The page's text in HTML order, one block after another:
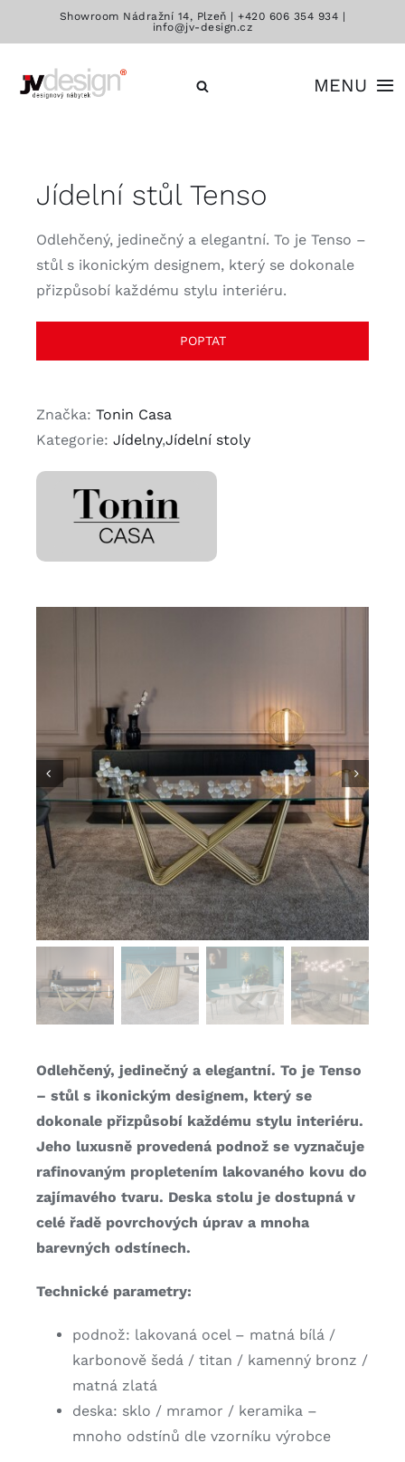
PřeskočitShowroom Nádražní 14, Plzeň |+420 606 354 934 |
info@jv-design.cz
MENU
Značky
Kontakt
Jídelní stůl Tenso
Odlehčený, jedinečný a elegantní. To je Tenso –
stůl s ikonickým designem, který se dokonale
přizpůsobí každému stylu interiéru.
POPTAT
Značka: Tonin Casa
Kategorie: Jídelny,Jídelní stoly
Odlehčený, jedinečný a elegantní. To je Tenso
– stůl s ikonickým designem, který se
dokonale přizpůsobí každému stylu interiéru.
Jeho luxusně provedená podnož se vyznačuje
rafinovaným propletením lakovaného kovu do
zajímavého tvaru. Deska stolu je dostupná v
celé řadě povrchových úprav a mnoha
barevných odstínech.
Technické parametry:
podnož: lakovaná ocel – matná bílá /
karbonově šedá / titan / kamenný bronz /
matná zlatá
deska: sklo / mramor / keramika –
mnoho odstínů dle vzorníku výrobce